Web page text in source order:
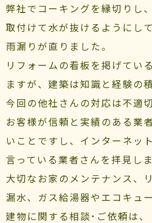
弊社でコーキングを縁切りし
取付けて水が抜けるようにし
雨漏りが直りました。
リフォームの看板を掲げてい
ますが、建築は知識と経験の
今回の他社さんの対応は不適
お客様が信頼と実績のある業
いことですし、インターネッ
言っている業者さんを拝見しま
大切なお家のメンテナンス、
漏水、ガス給湯器やエコキュー
建物に関する相談･ご依頼は、